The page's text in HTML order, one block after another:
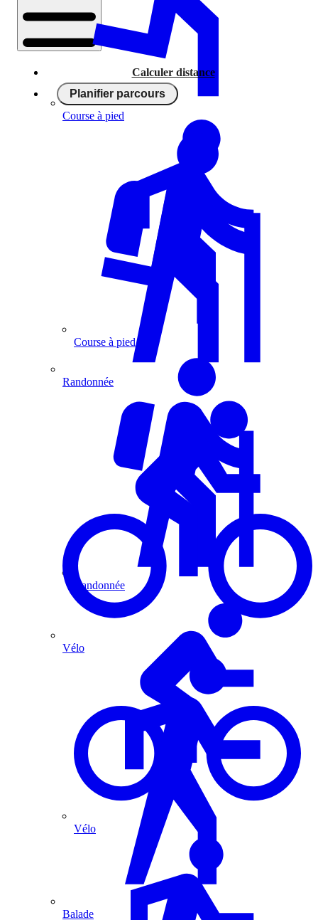
Calculer distance
Planifier parcours
Course à pied
Randonnée
Vélo
Course à pied
Randonnée
Vélo
Balade